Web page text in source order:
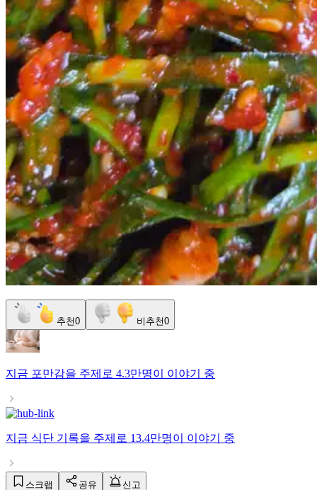
추천0 비추천0
지금 포만감을 주제로 4.3만명이 이야기 중
지금 식단 기록을 주제로 13.4만명이 이야기 중
스크랩 공유 신고